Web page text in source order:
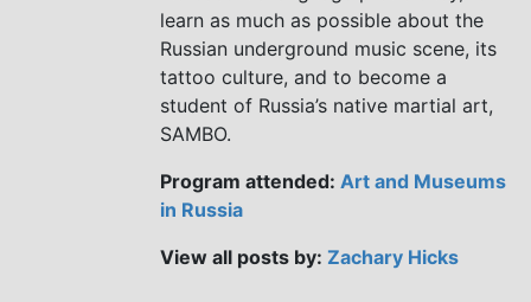
learn as much as possible about the
Russian underground music scene, its
tattoo culture, and to become a
student of Russia’s native martial art,
SAMBO.
Program attended: Art and Museums
in Russia
View all posts by: Zachary Hicks